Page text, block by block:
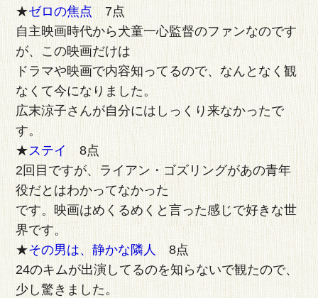
★ゼロの焦点7点
自主映画時代から犬童一心監督のファンなのです
が、この映画だけは
ドラマや映画で内容知ってるので、なんとなく観
なくて今になりました。
広末涼子さんが自分にはしっくり来なかったで
す。
★ステイ8点
2回目ですが、ライアン・ゴズリングがあの青年
役だとはわかってなかった
です。映画はめくるめくと言った感じで好きな世
界です。
★その男は、静かな隣人8点
24のキムが出演してるのを知らないで観たので、
少し驚きました。